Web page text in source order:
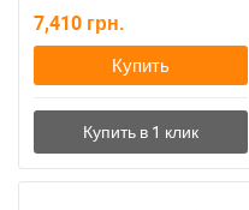
7,410 грн.
Купить